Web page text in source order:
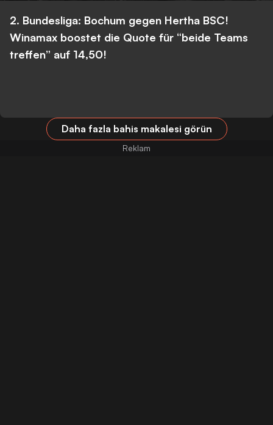
2. Bundesliga: Bochum gegen Hertha BSC!
Winamax boostet die Quote für “beide Teams
treffen” auf 14,50!
Daha fazla bahis makalesi görün